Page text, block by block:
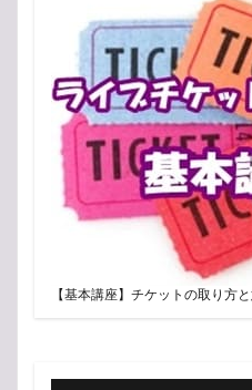
【基本講座】チケットの取り方